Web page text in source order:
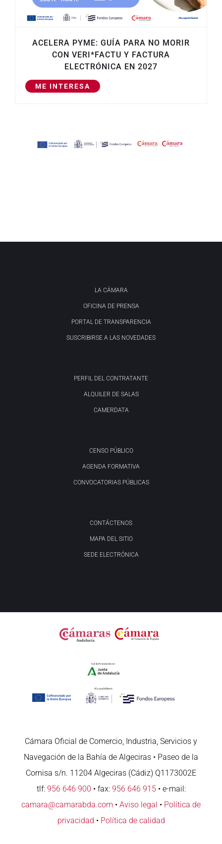
ACELERA PYME: GUÍA PARA NO MORIR
CON VERI*FACTU Y FACTURA
ELECTRÓNICA EN 2027
ME INTERESA
LA CÁMARA
OFICINA DE PRENSA
PORTAL DE TRANSPARENCIA
SUSCRIBIRSE A LAS NOVEDADES
PERFIL DEL CONTRATANTE
ALQUILER DE SALAS
CAMERDATA
CENSO PÚBLICO
AGENDA FORMATIVA
CONVOCATORIAS PÚBLICAS
CONTÁCTENOS
MAPA DEL SITIO
SEDE ELECTRÓNICA
Cámara Oficial de Comercio, Industria, Servicios y
Navegación de la Bahía de Algeciras • Paseo de la
Cornisa s/n. 11204 Algeciras (Cádiz) Q1173002E
tlf: 956 646 900 • fax: 956 646 915• e-mail:
camara@camarabda.com • Aviso legal • Política de
privacidad • Política de calidad